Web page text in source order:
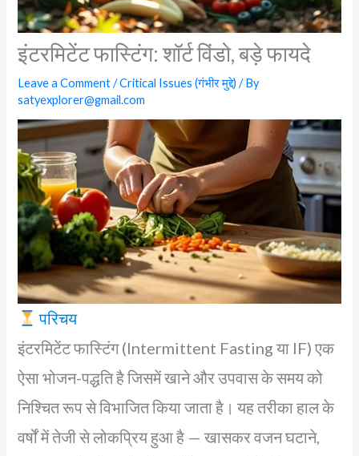
इंटरमिटेंट फास्टिंग: शॉर्ट विंडो, बड़े फायदे
Leave a Comment /Critical Issues (गंभीर मुद्दे) / By
satyexplorer@gmail.com
परिचय
इंटरमिटेंट फास्टिंग (Intermittent Fasting या IF) एक
ऐसा भोजन-पद्धति है जिसमें खाने और उपवास के समय को
निश्चित रूप से विभाजित किया जाता है। यह तरीका हाल के
वर्षों में तेजी से लोकप्रिय हुआ है — खासकर वजन घटाने,